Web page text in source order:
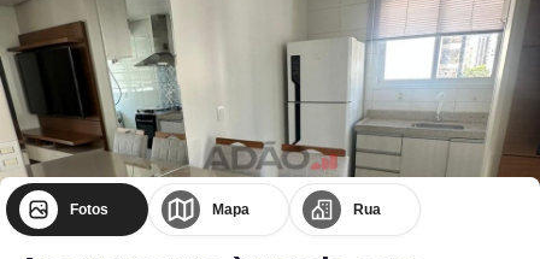
Fotos Mapa Rua